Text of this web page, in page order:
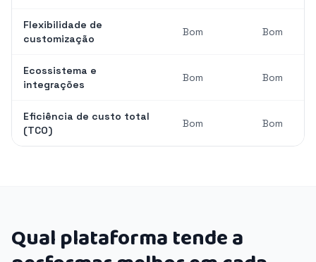
Flexibilidade de
customização
Bom Bom
Ecossistema e
integrações
Bom Bom
Eficiência de custo total
(TCO)
Bom Bom
Qual plataforma tende a